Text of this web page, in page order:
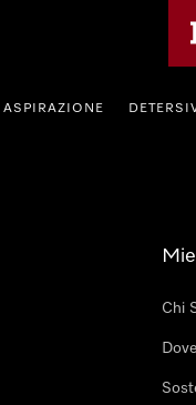
ASPIRAZIONE
Chi